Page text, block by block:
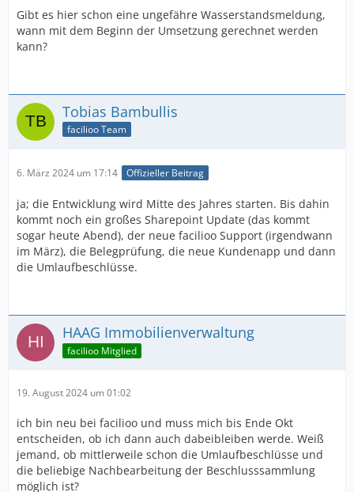
Gibt es hier schon eine ungefähre Wasserstandsmeldung,
wann mit dem Beginn der Umsetzung gerechnet werden
kann?
Tobias Bambullis
facilioo Team
6. März 2024 um 17:14 Offizieller Beitrag
ja; die Entwicklung wird Mitte des Jahres starten. Bis dahin
kommt noch ein großes Sharepoint Update (das kommt
sogar heute Abend), der neue facilioo Support (irgendwann
im März), die Belegprüfung, die neue Kundenapp und dann
die Umlaufbeschlüsse.
HAAG Immobilienverwaltung
facilioo Mitglied
19. August 2024 um 01:02
ich bin neu bei facilioo und muss mich bis Ende Okt
entscheiden, ob ich dann auch dabeibleiben werde. Weiß
jemand, ob mittlerweile schon die Umlaufbeschlüsse und
die beliebige Nachbearbeitung der Beschlusssammlung
möglich ist?